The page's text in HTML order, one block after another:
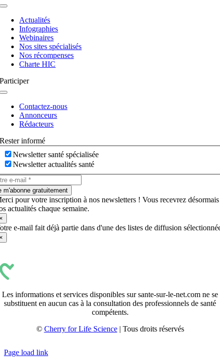
Navigation
basculeActualités
Infographies
Webinaires
Nos sites spécialisés
Nos récompenses
Charte HIC
Participer
Navigation
basculeContactez-nous
Annonceurs
Rédacteurs
Rester informé
Newsletter santé spécialisée
Newsletter actualités santé
m'abonne gratuitement
pour votre inscription à nos newsletters ! Vous recevrez désormais
actualités chaque semaine.
e-mail fait déjà partie dans d'une des listes de diffusion
Les informations et services disponibles sur sante-sur-le-net.com ne se
substituent en aucun cas à la consultation des professionnels de santé
compétents.
© Cherry for Life Science| Tous droits réservés
Page load link